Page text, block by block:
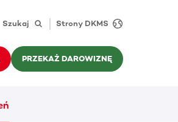
Szukaj Strony DKMS
PRZEKAŻ DAROWIZNĘ